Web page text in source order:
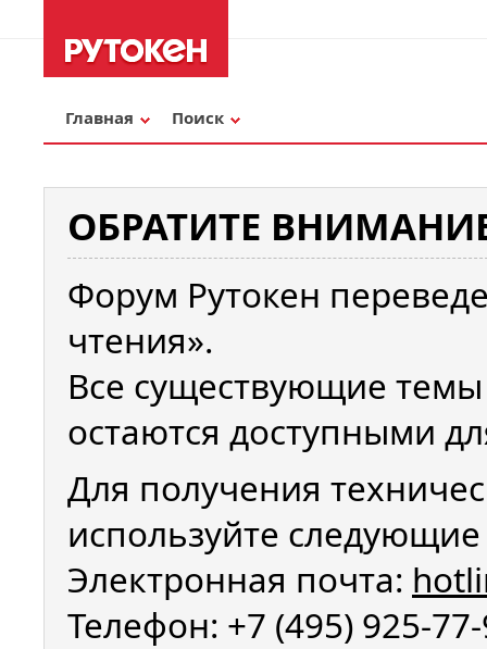
Главная Поиск
ОБРАТИТЕ
Форум Рутокен
чтения».
Все существующие
остаются доступными
Для получения
используйте
Электронная почта:
Телефон: +7 (495) 925-